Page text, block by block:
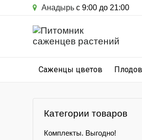
Анадырь с 9:00 до 21:00
Саженцы цветов
Категории товаров
Комплекты. Выгодно!